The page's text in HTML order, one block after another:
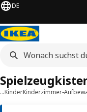
DE
…KinderKinderzimmer-